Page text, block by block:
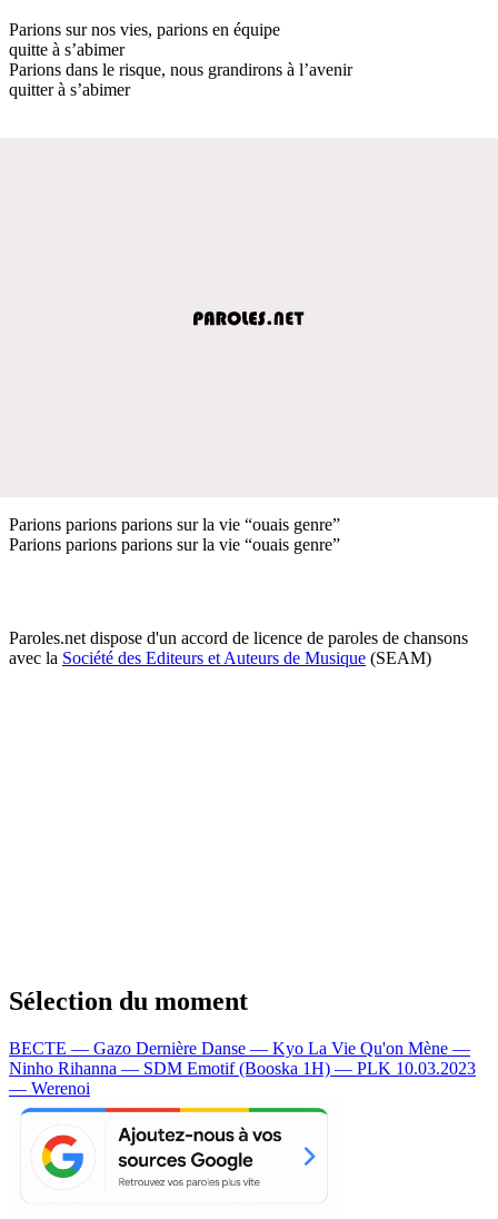
Parions sur nos vies, parions en équipe
quitte à s’abimer
Parions dans le risque, nous grandirons à l’avenir
quitter à s’abimer
Parions parions parions sur la vie “ouais genre”
Parions parions parions sur la vie “ouais genre”
Paroles.net dispose d'un accord de licence de paroles de chansons
avec la Société des Editeurs et Auteurs de Musique (SEAM)
Sélection du moment
BECTE — Gazo Dernière Danse — Kyo La Vie Qu'on Mène —
Ninho Rihanna — SDM Emotif (Booska 1H) — PLK 10.03.2023
— Werenoi